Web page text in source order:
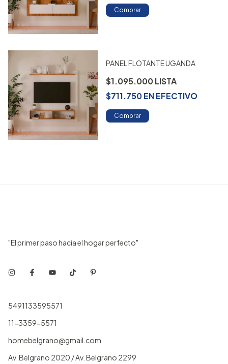
Comprar
PANEL FLOTANTE UGANDA
$1.095.000
$711.750ENEFECTIVO
Comprar
"El primer paso hacia el hogar perfecto"
5491133595571
11-3359-5571
homebelgrano@gmail.com
Av. Belgrano 2020 / Av. Belgrano 2299